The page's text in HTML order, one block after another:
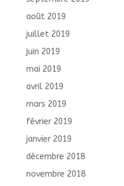
août 2019
juillet 2019
juin 2019
mai 2019
avril 2019
mars 2019
février 2019
janvier 2019
décembre 2018
novembre 2018